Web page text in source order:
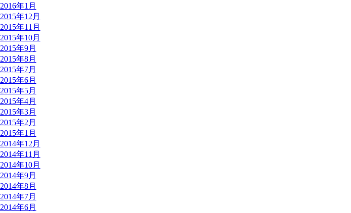
2016年1月
2015年12月
2015年11月
2015年10月
2015年9月
2015年8月
2015年7月
2015年6月
2015年5月
2015年4月
2015年3月
2015年2月
2015年1月
2014年12月
2014年11月
2014年10月
2014年9月
2014年8月
2014年7月
2014年6月